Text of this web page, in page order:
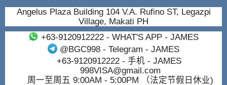
Angelus Plaza Building 104 V.A. Rufino ST, Legazpi
Village, Makati PH
+63-9120912222- WHAT'S APP - JAMES
@BGC998 - Telegram - JAMES
+63-9120912222- 手机 - JAMES
998VISA@gmail.com
周一至周五 9:00AM - 5:00PM （法定节假日休业)